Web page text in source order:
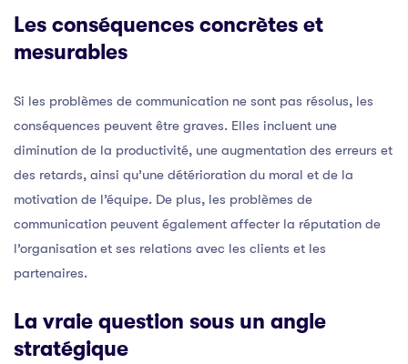
Les conséquences concrètes et
mesurables
Si les problèmes de communication ne sont pas résolus, les
conséquences peuvent être graves. Elles incluent une
diminution de la productivité, une augmentation des erreurs et
des retards, ainsi qu’une détérioration du moral et de la
motivation de l’équipe. De plus, les problèmes de
communication peuvent également affecter la réputation de
l’organisation et ses relations avec les clients et les
partenaires.
La vraie question sous un angle
stratégique